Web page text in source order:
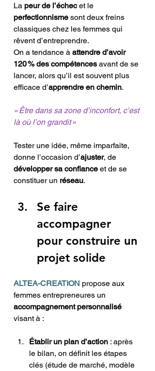
La peur de l’échec et le
perfectionnisme sont deux freins
classiques chez les femmes qui
rêvent d’entreprendre.
On a tendance à attendre d’avoir
120 % des compétences avant de se
lancer, alors qu’il est souvent plus
efficace d’apprendre en chemin.
« Être dans sa zone d’inconfort, c’est
là où l’on grandit »
Tester une idée, même imparfaite,
donne l’occasion d’ajuster, de
développer sa confiance et de se
constituer un réseau.
Se faire
accompagner
pour construire un
projet solide
ALTEA-CREATION propose aux
femmes entrepreneures un
accompagnement personnalisé
visant à :
Établir un plan d’action : après
le bilan, on définit les étapes
clés (étude de marché, modèle